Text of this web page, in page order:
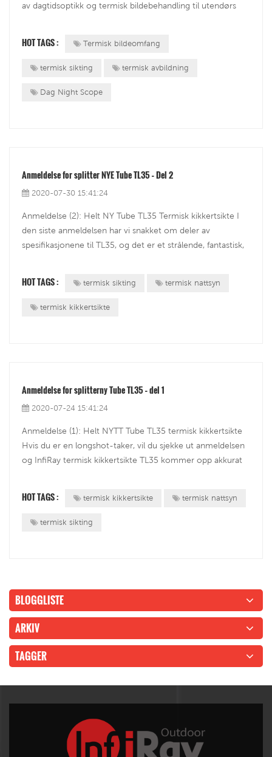
av dagtidsoptikk og termisk bildebehandling til utendørs
ser miljøet slik det er. O...
HOT TAGS : Termisk bildeomfang
termisk sikting termisk avbildning
Dag Night Scope
Anmeldelse for splitter NYE Tube TL35 – Del 2
2020-07-30 15:41:24
Anmeldelse (2): Helt NY Tube TL35 Termisk kikkertsikte I
den siste anmeldelsen har vi snakket om deler av
spesifikasjonene til TL35, og det er et strålende, fantastisk,
ved å ta bilder. 1280 x...
HOT TAGS : termisk sikting termisk nattsyn
termisk kikkertsikte
Anmeldelse for splitterny Tube TL35 – del 1
2020-07-24 15:41:24
Anmeldelse (1): Helt NYTT Tube TL35 termisk kikkertsikte
Hvis du er en longshot-taker, vil du sjekke ut anmeldelsen
og InfiRay termisk kikkertsikte TL35 kommer opp akkurat
kraftigste termisk...
HOT TAGS : termisk kikkertsikte termisk nattsyn
termisk sikting
BLOGGLISTE
ARKIV
TAGGER